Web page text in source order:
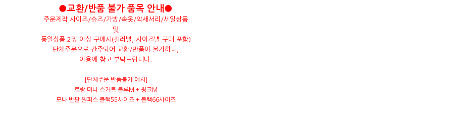
●교환/반품 불가 품목 안내●
주문제작 사이즈/슈즈/가방/속옷/악세서리/세일상품
및
동일상품 2장 이상 구매시(컬러별, 사이즈별 구매 포함)
단체주문으로 간주되어 교환/반품이 불가하니,
이용에 참고 부탁드립니다.
[단체주문 반품불가 예시]
로랑 미니 스커트 블루M + 핑크M
모나 반팔 원피스 블랙55사이즈 + 블랙66사이즈